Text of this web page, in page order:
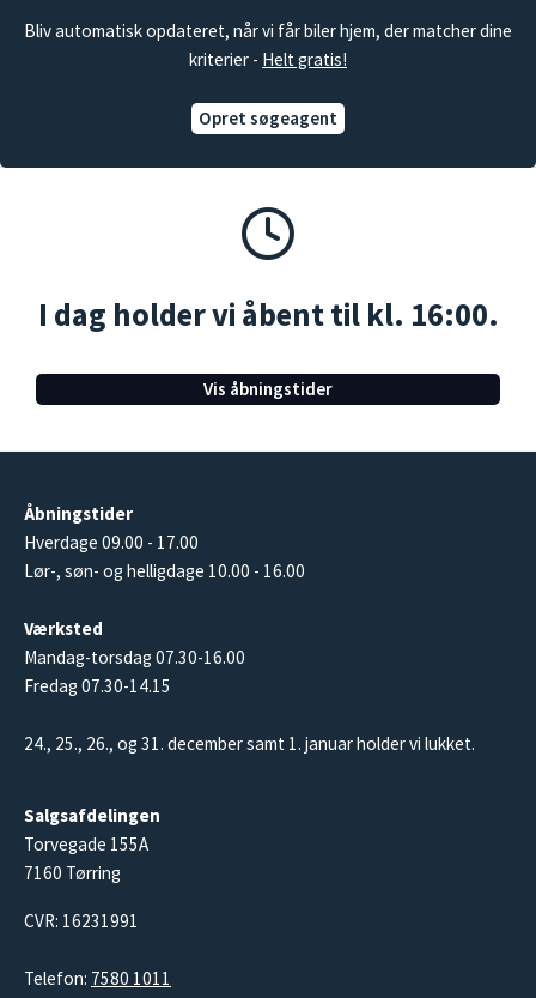
Bliv automatisk opdateret, når vi får biler hjem, der matcher dine
kriterier - Helt gratis!
Opret søgeagent
I dag holder vi åbent til kl. 16:00.
Vis åbningstider
Åbningstider
Hverdage 09.00 - 17.00
Lør-, søn- og helligdage 10.00 - 16.00
Værksted
Mandag-torsdag 07.30-16.00
Fredag 07.30-14.15
24., 25., 26., og 31. december samt 1. januar holder vi lukket.
Salgsafdelingen
Torvegade 155A
7160 Tørring
CVR: 16231991
Telefon: 7580 1011